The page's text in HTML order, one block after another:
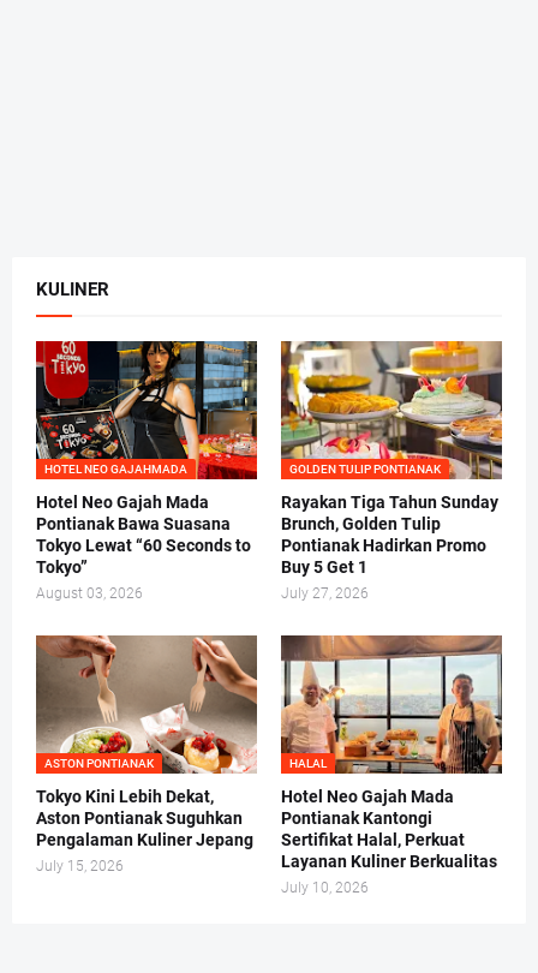
KULINER
HOTEL NEO GAJAHMADA
Hotel Neo Gajah Mada
Pontianak Bawa Suasana
Tokyo Lewat “60 Seconds to
Tokyo”
August 03, 2026
GOLDEN TULIP PONTIANAK
Rayakan Tiga Tahun Sunday
Brunch, Golden Tulip
Pontianak Hadirkan Promo
Buy 5 Get 1
July 27, 2026
ASTON PONTIANAK
Tokyo Kini Lebih Dekat,
Aston Pontianak Suguhkan
Pengalaman Kuliner Jepang
July 15, 2026
HALAL
Hotel Neo Gajah Mada
Pontianak Kantongi
Sertifikat Halal, Perkuat
Layanan Kuliner Berkualitas
July 10, 2026